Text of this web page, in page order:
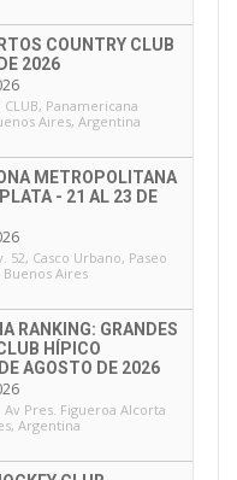
COUNTRY CLUB
2026
CLUB, Panamericana
Aires, Argentina
METROPOLITANA
- 21 AL 23 DE
52, Casco Urbano, Paseo
Buenos Aires
RANKING: GRANDES
HÍPICO
AGOSTO DE 2026
, Av Pres. Figueroa Alcorta
Argentina